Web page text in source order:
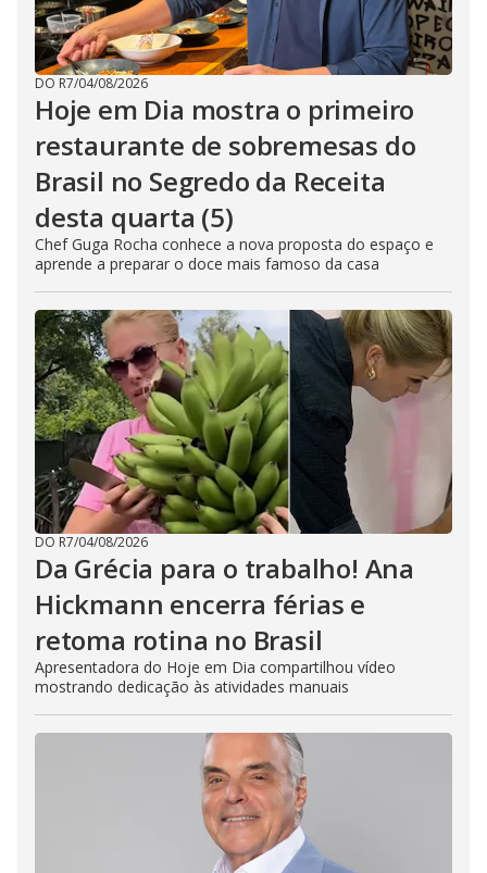
DO R7/04/08/2026
Hoje em Dia mostra o primeiro
restaurante de sobremesas do
Brasil no Segredo da Receita
desta quarta (5)
Chef Guga Rocha conhece a nova proposta do espaço e
aprende a preparar o doce mais famoso da casa
DO R7/04/08/2026
Da Grécia para o trabalho! Ana
Hickmann encerra férias e
retoma rotina no Brasil
Apresentadora do Hoje em Dia compartilhou vídeo
mostrando dedicação às atividades manuais